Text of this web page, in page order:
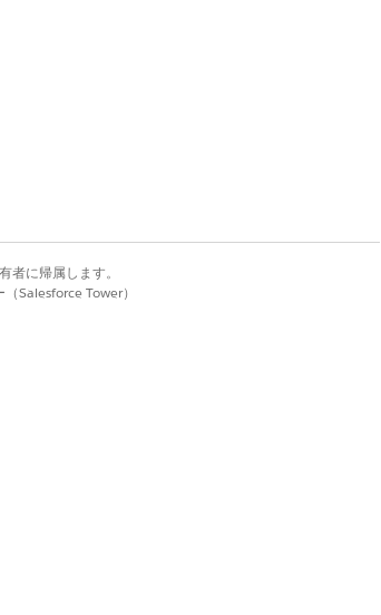
はい
に帰属します。
Salesforce Tower）